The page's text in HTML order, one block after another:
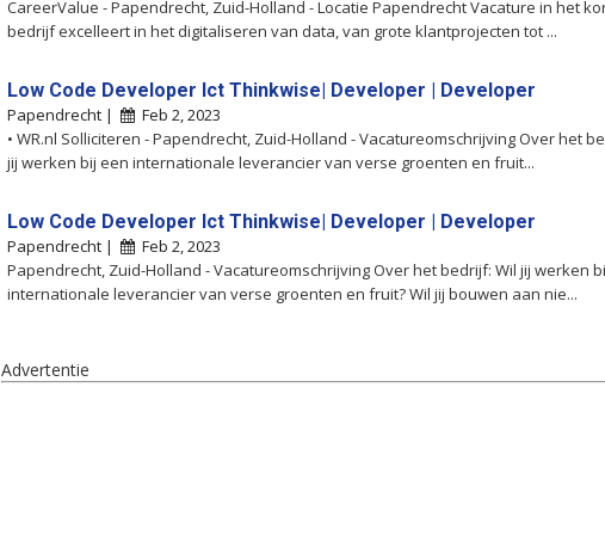
CareerValue - Papendrecht, Zuid-Holland - Locatie Papendrecht Vacature in het
bedrijf excelleert in het digitaliseren van data, van grote klantprojecten tot ...
Low Code Developer Ict Thinkwise| Developer | Developer
Papendrecht |
Feb 2, 2023
• WR.nl Solliciteren - Papendrecht, Zuid-Holland - Vacatureomschrijving Over het
jij werken bij een internationale leverancier van verse groenten en fruit...
Low Code Developer Ict Thinkwise| Developer | Developer
Papendrecht |
Feb 2, 2023
Papendrecht, Zuid-Holland - Vacatureomschrijving Over het bedrijf: Wil jij werken
internationale leverancier van verse groenten en fruit? Wil jij bouwen aan nie...
Advertentie